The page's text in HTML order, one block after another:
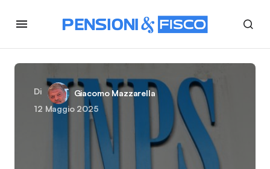
Di
Giacomo Mazzarella
12 Maggio 2025